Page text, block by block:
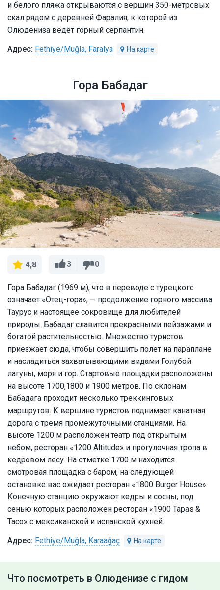
и белого пляжа открываются с вершин 350-метровых
скал рядом с деревней Фаралия, к которой из
Олюдениза ведёт горный серпантин.
Fethiye/Muğla, Faralya
Гора Бабадаг
4,8 3 0
Гора Бабадаг (1969 м), что в переводе с турецкого
означает «Отец-гора», — продолжение горного массива
Таурус и настоящее сокровище для любителей
природы. Бабадаг славится прекрасными пейзажами и
богатой растительностью. Множество туристов
приезжает сюда, чтобы совершить полет на параплане
и насладиться захватывающими видами Голубой
лагуны, моря и гор. Стартовые площадки расположены
на высоте 1700,1800 и 1900 метров. По склонам
Бабадага проходит несколько треккинговых
маршрутов. К вершине туристов поднимает канатная
дорога с тремя промежуточными станциями. На
высоте 1200 м расположен театр под открытым
небом, ресторан «1200 Altitude» и прогулочная тропа в
кедровом лесу. На отметке 1700 м находится
смотровая площадка с баром, на следующей
остановке вас ожидает ресторан «1800 Burger House».
Конечную станцию окружают кедры и сосны, под
сенью которых расположен ресторан «1900 Tapas &
Taco» с мексиканской и испанской кухней.
Fethiye/Muğla, Karaağaç
Что посмотреть в Олюденизе с гидом